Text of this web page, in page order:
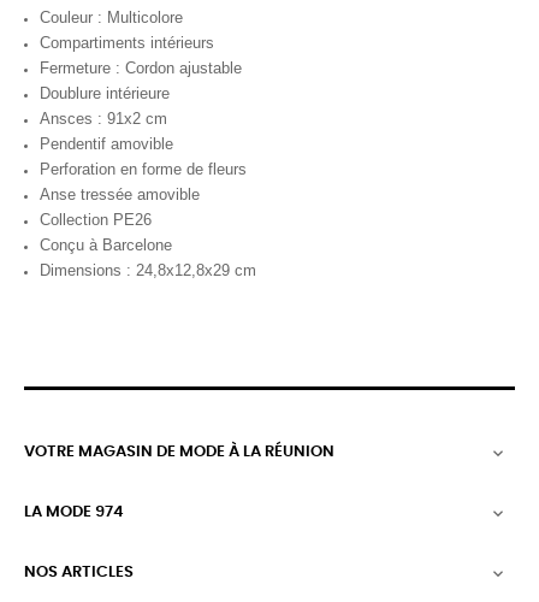
Couleur : Multicolore
Compartiments intérieurs
Fermeture : Cordon ajustable
Doublure intérieure
Ansces : 91x2 cm
Pendentif amovible
Perforation en forme de fleurs
Anse tressée amovible
Collection PE26
Conçu à Barcelone
Dimensions : 24,8x12,8x29 cm
VOTRE MAGASIN DE MODE À LA RÉUNION 
LA MODE 974 
NOS ARTICLES 